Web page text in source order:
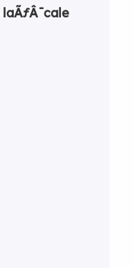
laÃƒÂ¯cale